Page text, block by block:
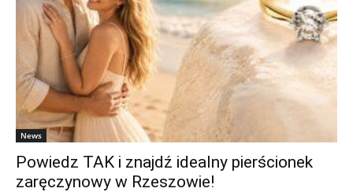
News
Powiedz TAK i znajdź idealny pierścionek
zaręczynowy w Rzeszowie!